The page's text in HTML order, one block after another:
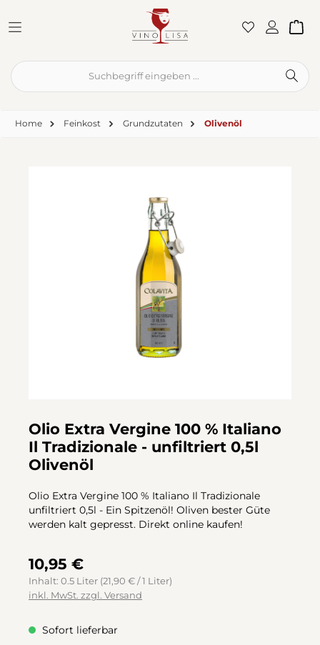
Home Feinkost Grundzutaten Olivenöl
Bildergalerie überspringen
Olio Extra Vergine 100 % Italiano
Il Tradizionale - unfiltriert 0,5l
Olivenöl
Olio Extra Vergine 100 % Italiano Il Tradizionale
unfiltriert 0,5l - Ein Spitzenöl! Oliven bester Güte
werden kalt gepresst. Direkt online kaufen!
10,95 €
Inhalt: 0.5 Liter (21,90 € / 1 Liter)
inkl. MwSt. zzgl. Versand
Sofort lieferbar